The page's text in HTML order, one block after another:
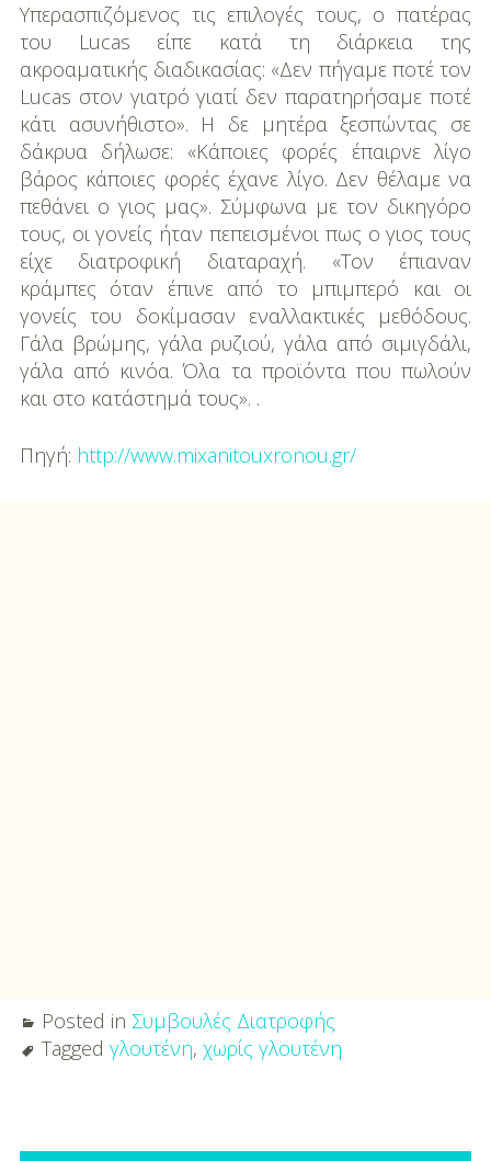
Υπερασπιζόμενος τις επιλογές τους, ο πατέρας
του Lucas είπε κατά τη διάρκεια της
ακροαματικής διαδικασίας: «Δεν πήγαμε ποτέ τον
Lucas στον γιατρό γιατί δεν παρατηρήσαμε ποτέ
κάτι ασυνήθιστο». Η δε μητέρα ξεσπώντας σε
δάκρυα δήλωσε: «Κάποιες φορές έπαιρνε λίγο
βάρος κάποιες φορές έχανε λίγο. Δεν θέλαμε να
πεθάνει ο γιος μας». Σύμφωνα με τον δικηγόρο
τους, οι γονείς ήταν πεπεισμένοι πως ο γιος τους
είχε διατροφική διαταραχή. «Τον έπιαναν
κράμπες όταν έπινε από το μπιμπερό και οι
γονείς του δοκίμασαν εναλλακτικές μεθόδους.
Γάλα βρώμης, γάλα ρυζιού, γάλα από σιμιγδάλι,
γάλα από κινόα. Όλα τα προϊόντα που πωλούν
και στο κατάστημά τους». .
Πηγή: http://www.mixanitouxronou.gr/
Posted in Συμβουλές Διατροφής
Tagged γλουτένη, χωρίς γλουτένη